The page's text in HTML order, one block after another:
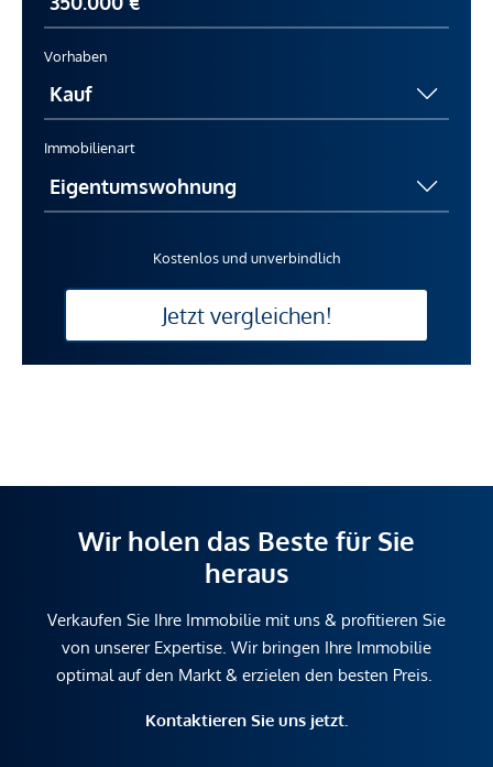
Vorhaben
Immobilienart
Kostenlos und unverbindlich
Jetzt vergleichen!
Wir holen das Beste für Sie
heraus
Verkaufen Sie Ihre Immobilie mit uns & profitieren Sie
von unserer Expertise. Wir bringen Ihre Immobilie
optimal auf den Markt & erzielen den besten Preis.
Kontaktieren Sie uns jetzt.